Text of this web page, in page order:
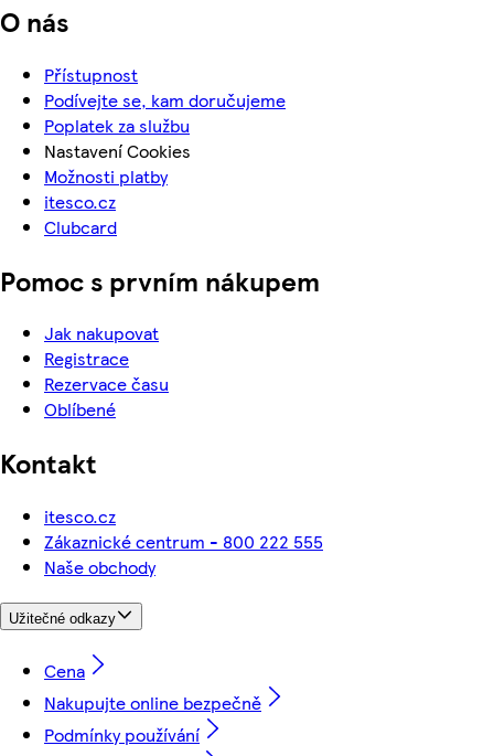
O nás
Přístupnost
Podívejte se, kam doručujeme
Poplatek za službu
Nastavení Cookies
Možnosti platby
itesco.cz
Clubcard
Pomoc s prvním nákupem
Jak nakupovat
Registrace
Rezervace času
Oblíbené
Kontakt
itesco.cz
Zákaznické centrum - 800 222 555
Naše obchody
Užitečné odkazy
Cena
Nakupujte online bezpečně
Podmínky používání